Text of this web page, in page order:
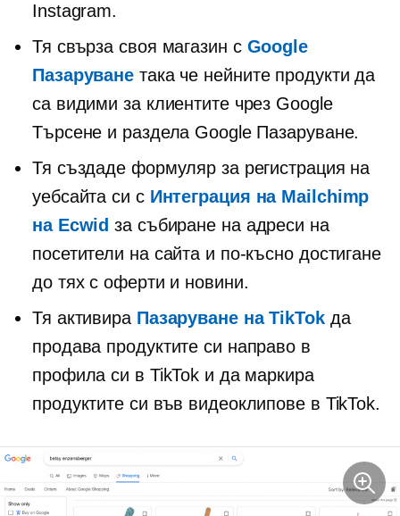
Instagram.
Тя свърза своя магазин с Google
Пазаруване така че нейните продукти да
са видими за клиентите чрез Google
Търсене и раздела Google Пазаруване.
Тя създаде формуляр за регистрация на
уебсайта си с Интеграция на Mailchimp
на Ecwid за събиране на адреси на
посетители на сайта и по-късно достигане
до тях с оферти и новини.
Тя активира Пазаруване на TikTokда
продава продуктите си направо в
профила си в TikTok и да маркира
продуктите си във видеоклипове в TikTok.